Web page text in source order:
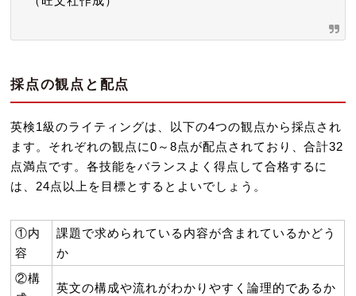
採点の観点と配点
英検1級のライティングは、以下の4つの観点から採点され
ます。それぞれの観点に0～8点が配点されており、合計32
点満点です。各技能をバランスよく得点して合格するに
は、24点以上を目標とするとよいでしょう。
①内
容
課題で求められている内容が含まれているかどう
か
②構
英文の構成や流れがわかりやすく論理的であるか